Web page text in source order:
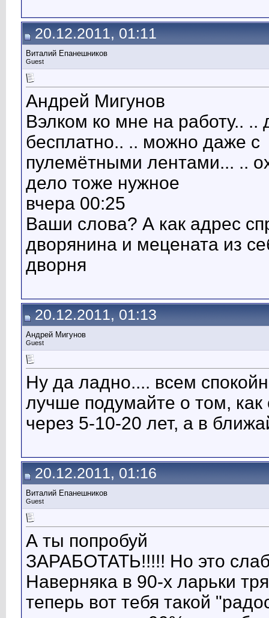
20.12.2011, 01:11
Виталий Епанешников
Guest
Андрей Мигунов
Вэлком ко мне на работу.. ..
бесплатно.. .. можно даже с
пулемётными лентами... ..
дело тоже нужное
вчера 00:25
Ваши слова? А как адрес
дворянина и мецената из
дворня
20.12.2011, 01:13
Андрей Мигунов
Guest
Ну да ладно.... всем
лучше подумайте о том,
через 5-10-20 лет, а в
20.12.2011, 01:16
Виталий Епанешников
Guest
А ты попробуй
ЗАРАБОТАТЬ!!!!! Но это
Наверняка в 90-х ларьки
теперь вот тебя такой